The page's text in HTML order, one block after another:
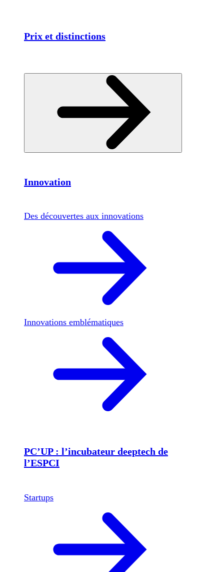
Prix et distinctions
Innovation
Des découvertes aux innovations
Innovations emblématiques
PC’UP : l’incubateur deeptech de
l’ESPCI
Startups